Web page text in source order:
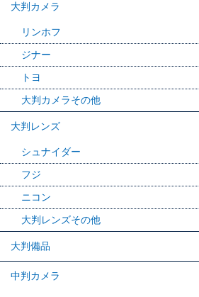
大判カメラ
リンホフ
ジナー
トヨ
大判カメラその他
大判レンズ
シュナイダー
フジ
ニコン
大判レンズその他
大判備品
中判カメラ